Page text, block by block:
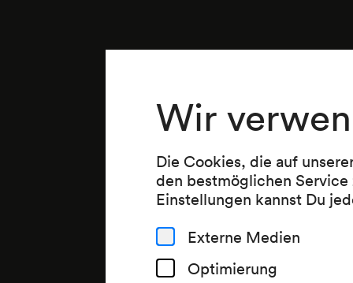
Wir
Die Cookies, die auf
den bestmöglichen
Einstellungen kannst Du
Externe Medien
Optimierung